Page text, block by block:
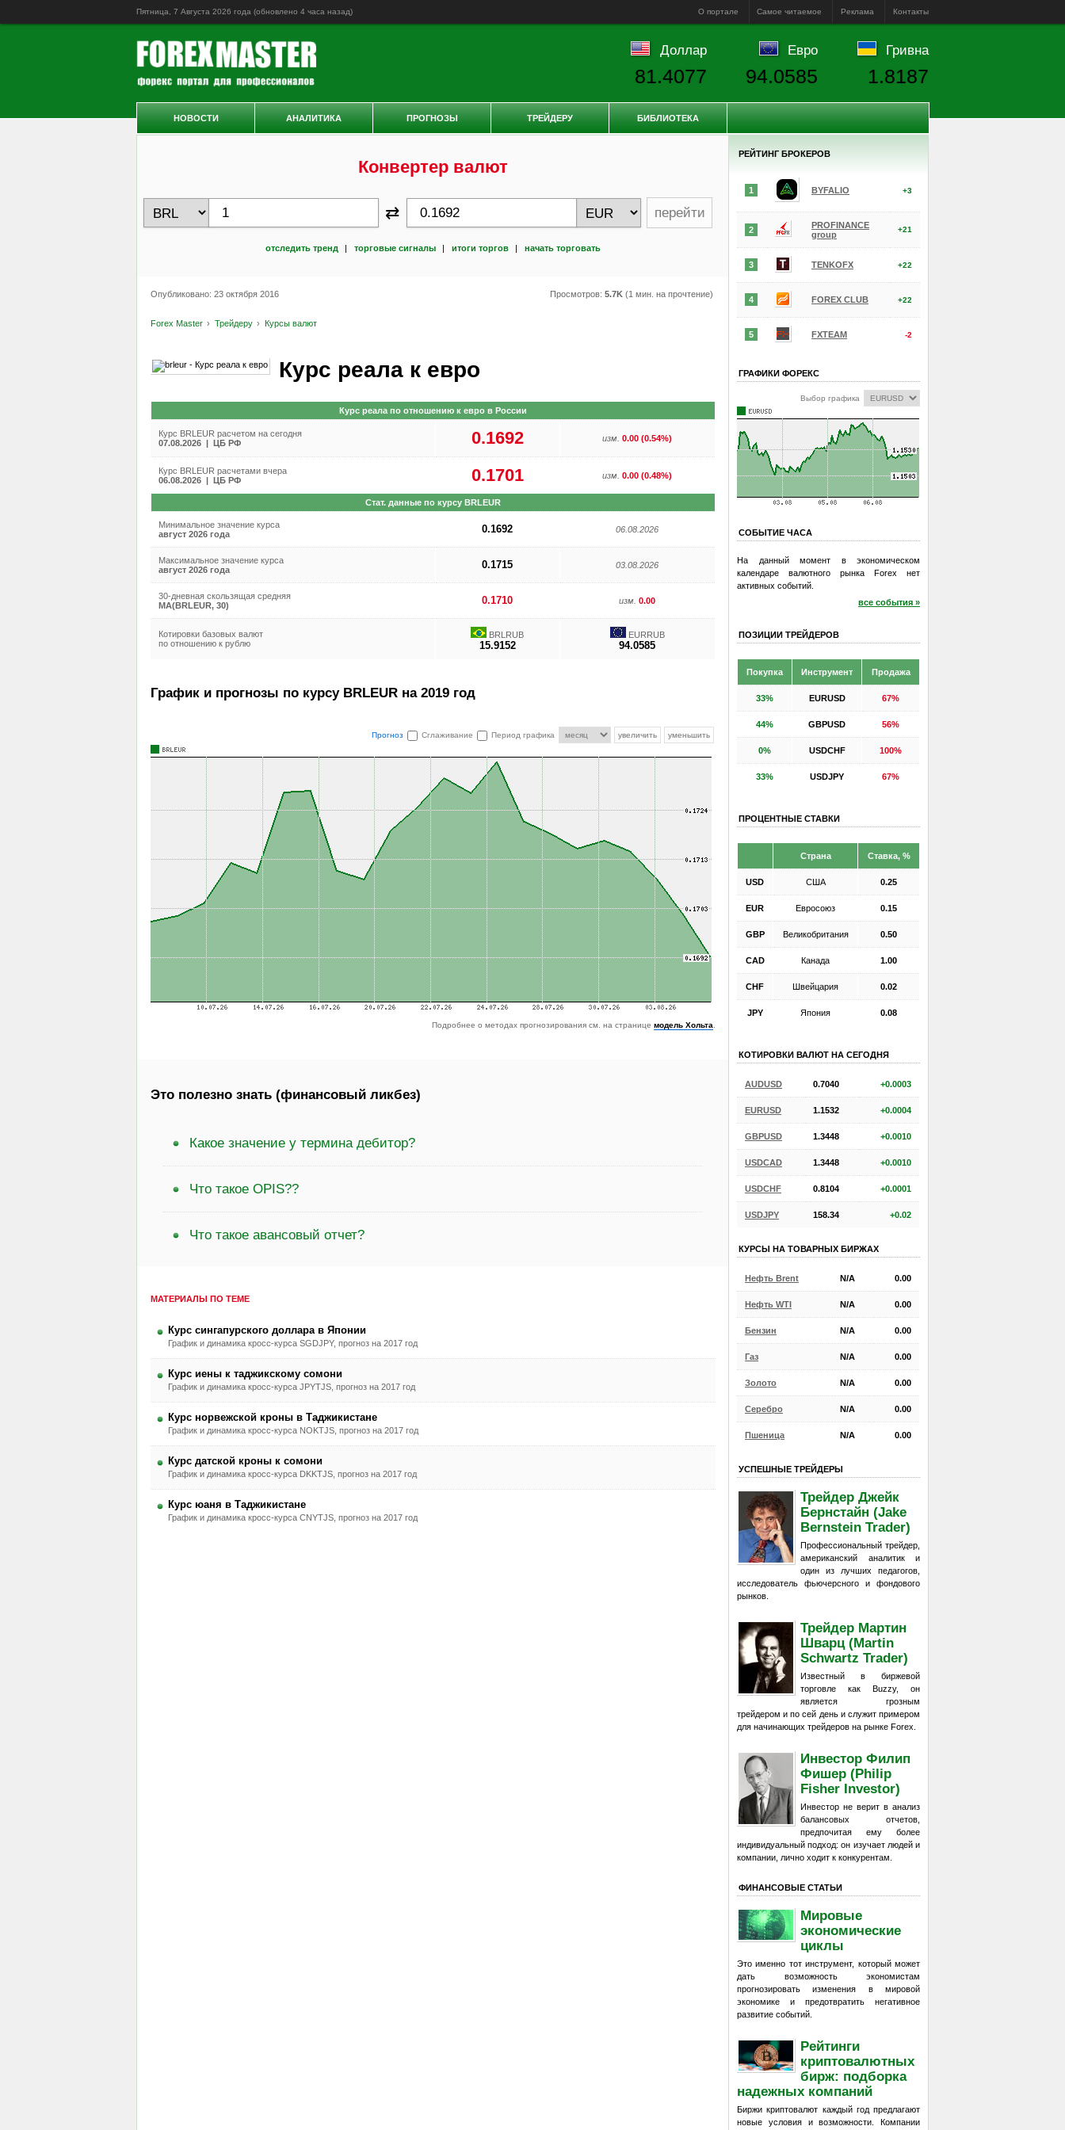
Пятница, 7 Августа 2026 года (обновлено 4 часа назад) О портале Самое читаемое Реклама Контакты
Конвертер валют
⇄ перейти
отследить тренд | торговые сигналы | итоги торгов | начать торговать
Опубликовано: 23 октября 2016 Просмотров: 5.7K(1 мин. на прочтение)
Forex Master Трейдеру Курсы валют
Курс реала к евро
Курс реала по отношению к евро в России
Курс BRLEUR расчетом на сегодня
07.08.2026 | ЦБ РФ
0.1692 изм. 0.00 (0.54%)
Курс BRLEUR расчетами вчера
06.08.2026 | ЦБ РФ
0.1701 изм. 0.00 (0.48%)
Стат. данные по курсу BRLEUR
Минимальное значение курса
август 2026 года
0.1692 06.08.2026
Максимальное значение курса
август 2026 года
0.1715 03.08.2026
30-дневная скользящая средняя
MA(BRLEUR, 30)
0.1710 изм. 0.00
Котировки базовых валют
по отношению к рублю
BRLRUB
15.9152
EURRUB
94.0585
График и прогнозы по курсу BRLEUR на 2019 год
Прогноз Сглаживание Период графика увеличить уменьшить
Подробнее о методах прогнозирования см. на странице модель Хольта
Это полезно знать (финансовый ликбез)
Какое значение у термина дебитор?
Что такое OPIS??
Что такое авансовый отчет?
МАТЕРИАЛЫ ПО ТЕМЕ
Курс сингапурского доллара в Японии
График и динамика кросс-курса SGDJPY, прогноз на 2017 год
Курс иены к таджикскому сомони
График и динамика кросс-курса JPYTJS, прогноз на 2017 год
Курс норвежской кроны в Таджикистане
График и динамика кросс-курса NOKTJS, прогноз на 2017 год
Курс датской кроны к сомони
График и динамика кросс-курса DKKTJS, прогноз на 2017 год
Курс юаня в Таджикистане
График и динамика кросс-курса CNYTJS, прогноз на 2017 год
РЕЙТИНГ БРОКЕРОВ
1 BYFALIO +3
2
PROFINANCE
group
+21
3 TENKOFX +22
4 FOREX CLUB +22
5 FXTEAM -2
ГРАФИКИ ФОРЕКС
Выбор графика
СОБЫТИЕ ЧАСА
На данный момент в экономическом
календаре валютного рынка Forex нет
активных событий.
все события »
ПОЗИЦИИ ТРЕЙДЕРОВ
Покупка Инструмент Продажа
33% EURUSD 67%
44% GBPUSD 56%
0% USDCHF 100%
33% USDJPY 67%
ПРОЦЕНТНЫЕ СТАВКИ
Страна Ставка, %
USD США 0.25
EUR Евросоюз 0.15
GBP Великобритания 0.50
CAD Канада 1.00
CHF Швейцария 0.02
JPY Япония 0.08
КОТИРОВКИ ВАЛЮТ НА СЕГОДНЯ
AUDUSD 0.7040 +0.0003
EURUSD 1.1532 +0.0004
GBPUSD 1.3448 +0.0010
USDCAD 1.3448 +0.0010
USDCHF 0.8104 +0.0001
USDJPY 158.34 +0.02
КУРСЫ НА ТОВАРНЫХ БИРЖАХ
Нефть Brent N/A 0.00
Нефть WTI N/A 0.00
Бензин N/A 0.00
Газ N/A 0.00
Золото N/A 0.00
Серебро N/A 0.00
Пшеница N/A 0.00
УСПЕШНЫЕ ТРЕЙДЕРЫ
Трейдер Джейк
Бернстайн (Jake
Bernstein Trader)
Профессиональный трейдер,
американский аналитик и
один из лучших педагогов,
исследователь фьючерсного и фондового
рынков.
Трейдер Мартин
Шварц (Martin
Schwartz Trader)
Известный в биржевой
торговле как Buzzy, он
является грозным
трейдером и по сей день и служит примером
для начинающих трейдеров на рынке Forex.
Инвестор Филип
Фишер (Philip
Fisher Investor)
Инвестор не верит в анализ
балансовых отчетов,
предпочитая ему более
индивидуальный подход: он изучает людей и
компании, лично ходит к конкурентам.
ФИНАНСОВЫЕ СТАТЬИ
Мировые
экономические
циклы
Это именно тот инструмент, который может
дать возможность экономистам
прогнозировать изменения в мировой
экономике и предотвратить негативное
развитие событий.
Рейтинги
криптовалютных
бирж: подборка
надежных компаний
Биржи криптовалют каждый год предлагают
новые условия и возможности. Компании
Доллар
81.4077
Евро
94.0585
Гривна
1.8187
НОВОСТИ АНАЛИТИКА ПРОГНОЗЫ ТРЕЙДЕРУ БИБЛИОТЕКА